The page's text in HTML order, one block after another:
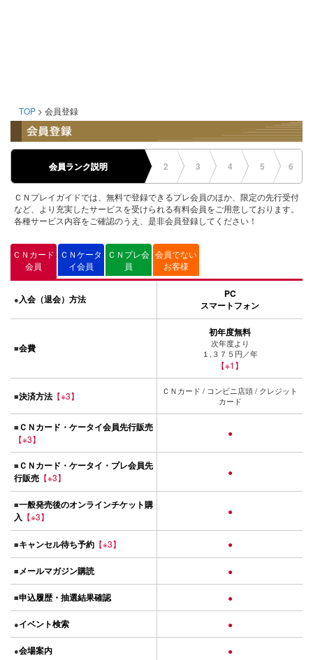
TOP > 会員登録
会員ランク説明 2 3 4 5 6
ＣＮプレイガイドでは、無料で登録できるプレ会員のほか、限定の先行受付
など、より充実したサービスを受けられる有料会員をご用意しております。
各種サービス内容をご確認のうえ、是非会員登録してください！
ＣＮカード
会員
ＣＮケータ
イ会員
ＣＮプレ会
員
会員でない
お客様
●入会（退会）方法
PC
スマートフォン
■会費
初年度無料
次年度より
１,３７５円／年
【※1】
■決済方法 【※3】
ＣＮカード / コンビニ店頭 / クレジット
カード
■ＣＮカード・ケータイ会員先行販売
【※3】
●
■ＣＮカード・ケータイ・プレ会員先
行販売 【※3】 ●
■一般発売後のオンラインチケット購
入 【※3】 ●
■キャンセル待ち予約 【※3】 ●
■メールマガジン購読 ●
■申込履歴・抽選結果確認 ●
●イベント検索 ●
●会場案内 ●